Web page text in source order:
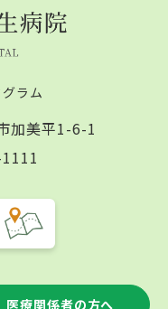
ラム
加美平1-6-1
医療関係者の方へ